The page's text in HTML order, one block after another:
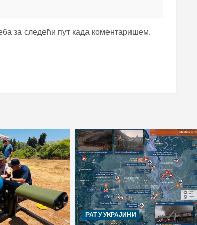
за следећи пут када коментаришем.
РАТ У УКРАЈИНИ